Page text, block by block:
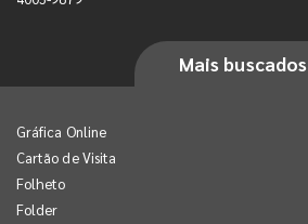
Mais buscados
Gráfica Online
Cartão de Visita
Folheto
Folder